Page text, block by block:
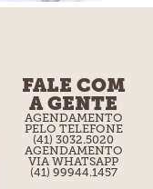
FALE COM
A GENTE
AGENDAMENTO
PELO TELEFONE
(41) 3032.5020
AGENDAMENTO
VIA WHATSAPP
(41) 99944.1457